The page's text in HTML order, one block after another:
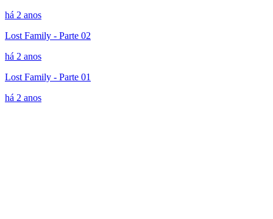
há 2 anos
Lost Family - Parte 02
há 2 anos
Lost Family - Parte 01
há 2 anos